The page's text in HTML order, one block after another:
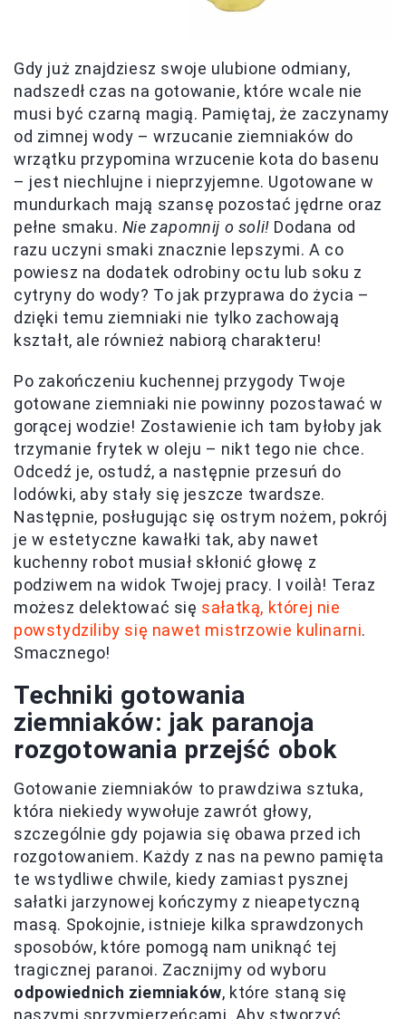
Gdy już znajdziesz swoje ulubione odmiany,
nadszedł czas na gotowanie, które wcale nie
musi być czarną magią. Pamiętaj, że zaczynamy
od zimnej wody – wrzucanie ziemniaków do
wrzątku przypomina wrzucenie kota do basenu
– jest niechlujne i nieprzyjemne. Ugotowane w
mundurkach mają szansę pozostać jędrne oraz
pełne smaku. Nie zapomnij o soli! Dodana od
razu uczyni smaki znacznie lepszymi. A co
powiesz na dodatek odrobiny octu lub soku z
cytryny do wody? To jak przyprawa do życia –
dzięki temu ziemniaki nie tylko zachowają
kształt, ale również nabiorą charakteru!
Po zakończeniu kuchennej przygody Twoje
gotowane ziemniaki nie powinny pozostawać w
gorącej wodzie! Zostawienie ich tam byłoby jak
trzymanie frytek w oleju – nikt tego nie chce.
Odcedź je, ostudź, a następnie przesuń do
lodówki, aby stały się jeszcze twardsze.
Następnie, posługując się ostrym nożem, pokrój
je w estetyczne kawałki tak, aby nawet
kuchenny robot musiał skłonić głowę z
podziwem na widok Twojej pracy. I voilà! Teraz
możesz delektować się sałatką, której nie
powstydziliby się nawet mistrzowie kulinarni.
Smacznego!
Techniki gotowania
ziemniaków: jak paranoja
rozgotowania przejść obok
Gotowanie ziemniaków to prawdziwa sztuka,
która niekiedy wywołuje zawrót głowy,
szczególnie gdy pojawia się obawa przed ich
rozgotowaniem. Każdy z nas na pewno pamięta
te wstydliwe chwile, kiedy zamiast pysznej
sałatki jarzynowej kończymy z nieapetyczną
masą. Spokojnie, istnieje kilka sprawdzonych
sposobów, które pomogą nam uniknąć tej
tragicznej paranoi. Zacznijmy od wyboru
odpowiednich ziemniaków, które staną się
naszymi sprzymierzeńcami. Aby stworzyć